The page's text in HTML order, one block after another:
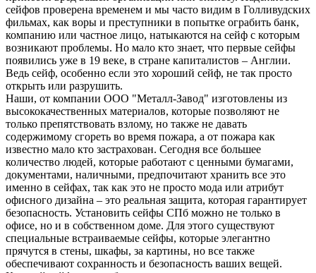
сейфов проверена временем и мы часто видим в Голливудских
фильмах, как воры и преступники в попытке ограбить банк,
компанию или частное лицо, натыкаются на сейф с которым
возникают проблемы. Но мало кто знает, что первые сейфы
появились уже в 19 веке, в стране капиталистов – Англии.
Ведь сейф, особенно если это хороший сейф, не так просто
открыть или разрушить.
Наши, от компании ООО "Металл-Завод" изготовлены из
высококачественных материалов, которые позволяют не
только препятствовать взлому, но также не давать
содержимому сгореть во время пожара, а от пожара как
известно мало кто застрахован. Сегодня все большее
количество людей, которые работают с ценными бумагами,
документами, наличными, предпочитают хранить все это
именно в сейфах, так как это не просто мода или атрибут
офисного дизайна – это реальная защита, которая гарантирует
безопасность. Установить cейфы СПб можно не только в
офисе, но и в собственном доме. Для этого существуют
специальные встраиваемые сейфы, которые элегантно
прячутся в стены, шкафы, за картины, но все также
обеспечивают сохранность и безопасность ваших вещей.